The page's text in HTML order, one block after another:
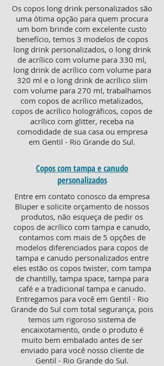
Os copos long drink personalizados são
uma ótima opção para quem procura
um bom brinde com excelente custo
benefício, temos 3 modelos de copos
long drink personalizados, o long drink
de acrílico com volume para 330 ml,
long drink de acrílico com volume para
320 ml e o long drink de acrílico slim
com volume para 270 ml, trabalhamos
com copos de acrílico metalizados,
copos de acrílico holográficos, copos de
acrílico com glitter, receba na
comodidade de sua casa ou empresa
em Gentil - Rio Grande do Sul.
Copos com tampa e canudo
personalizados
Entre em contato conosco da empresa
Bluper e solicite orçamento de nossos
produtos, não esqueça de pedir os
copos de acrílico com tampa e canudo,
contamos com mais de 5 opções de
modelos diferenciados para copos de
tampa e canudo personalizados entre
eles estão os copos twister, com tampa
de chantilly, tampa space, tampa para
café e a tradicional tampa e canudo.
Entregamos para você em Gentil - Rio
Grande do Sul com total segurança, pois
temos um rigoroso sistema de
encaixotamento, onde o produto é
muito bem embalado antes de ser
enviado para você nosso cliente de
Gentil - Rio Grande do Sul.